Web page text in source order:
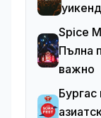
Spice
Пълна
важно